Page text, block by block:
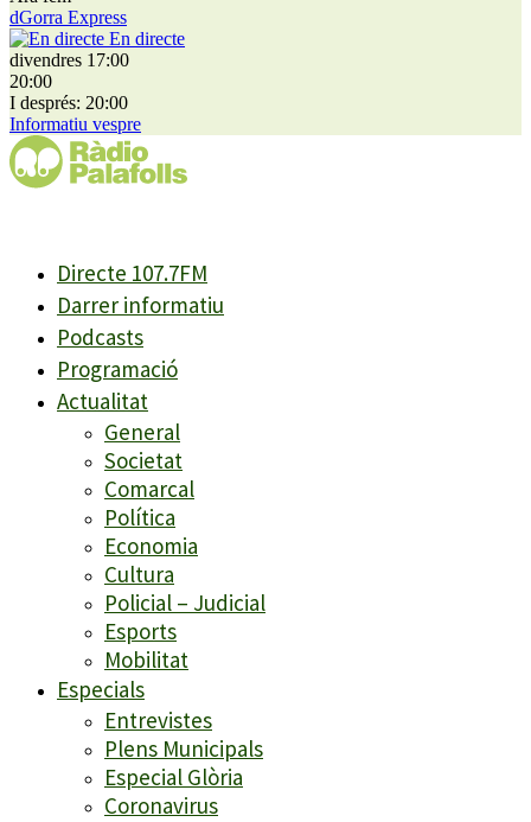
dGorra Express
En directe
divendres 17:00
20:00
I després: 20:00
Informatiu vespre
Directe 107.7FM
Darrer informatiu
Podcasts
Programació
Actualitat
General
Societat
Comarcal
Política
Economia
Cultura
Policial – Judicial
Esports
Mobilitat
Especials
Entrevistes
Plens Municipals
Especial Glòria
Coronavirus